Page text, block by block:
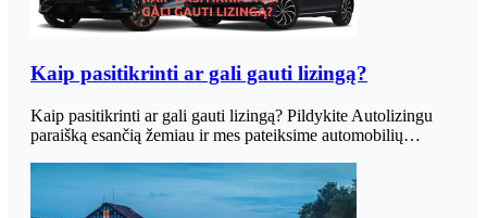
Kaip pasitikrinti ar gali gauti lizingą?
Kaip pasitikrinti ar gali gauti lizingą? Pildykite Autolizingu
paraišką esančią žemiau ir mes pateiksime automobilių…